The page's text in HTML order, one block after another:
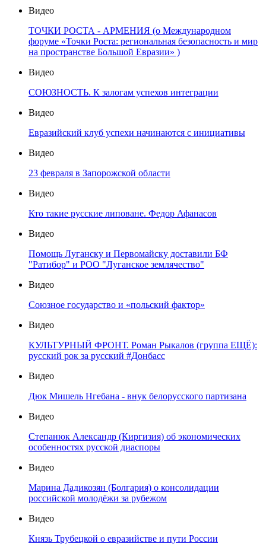
Видео
ТОЧКИ РОСТА - АРМЕНИЯ (о Международном
форуме «Точки Роста: региональная безопасность и мир
на пространстве Большой Евразии» )
Видео
СОЮЗНОСТЬ. К залогам успехов интеграции
Видео
Евразийский клуб успехи начинаются с инициативы
Видео
23 февраля в Запорожской области
Видео
Кто такие русские липоване. Федор Афанасов
Видео
Помощь Луганску и Первомайску доставили БФ
"Ратибор" и РОО "Луганское землячество"
Видео
Союзное государство и «польский фактор»
Видео
КУЛЬТУРНЫЙ ФРОНТ. Роман Рыкалов (группа ЕЩЁ):
русский рок за русский #Донбасс
Видео
Дюк Мишель Нгебана - внук белорусского партизана
Видео
Степанюк Александр (Киргизия) об экономических
особенностях русской диаспоры
Видео
Марина Дадикозян (Болгария) о консолидации
российской молодёжи за рубежом
Видео
Князь Трубецкой о евразийстве и пути России